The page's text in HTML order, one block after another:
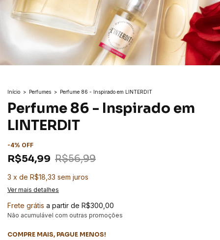
Início > Perfumes > Perfume 86 - Inspirado em LINTERDIT
Perfume 86 - Inspirado em
LINTERDIT
-4% OFF
R$54,99 R$56,99
3 x de R$18,33 sem juros
Ver mais detalhes
Frete grátis a partir de R$300,00
Não acumulável com outras promoções
COMPRE MAIS, PAGUE MENOS!